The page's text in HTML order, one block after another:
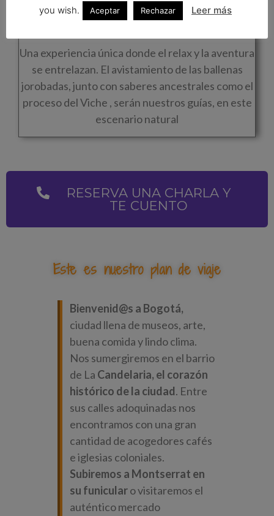
Una experiencia única donde el relax y la aventura
se entrelazan. El avistamiento de las ballenas
jorobadas, junto con saberes ancestrales como el
proceso del Viche , serán nuestros guías, en este
escenario natural
RESERVA UNA CHARLA Y
TE CUENTO
Este es nuestro plan de viaje
Bienvenid@s a Bogotá,
ciudad llena de museos, arte,
buena comida y lindo clima.
Nos sumergiremos en el barrio
de La Candelaria, el corazón
histórico de la ciudad. Entre
sus calles adoquinadas nos
encontramos con una gran
cantidad de acogedores cafés
e iglesias coloniales.
Subiremos a Montserrat en
su funicularo visitaremos el
auténtico mercado
you wish. Aceptar Rechazar Leer más